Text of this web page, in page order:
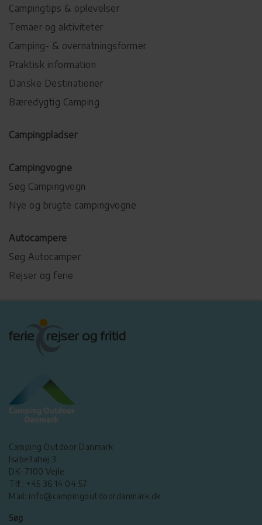
Campingtips & oplevelser
Temaer og aktiviteter
Camping- & overnatningsformer
Praktisk information
Danske Destinationer
Bæredygtig Camping
Campingpladser
Campingvogne
Søg Campingvogn
Nye og brugte campingvogne
Autocampere
Søg Autocamper
Rejser og ferie
Camping Outdoor Danmark
Isabellahøj 3
DK-7100 Vejle
Tlf.: +45 36 14 04 57
Mail: info@campingoutdoordanmark.dk
Søg